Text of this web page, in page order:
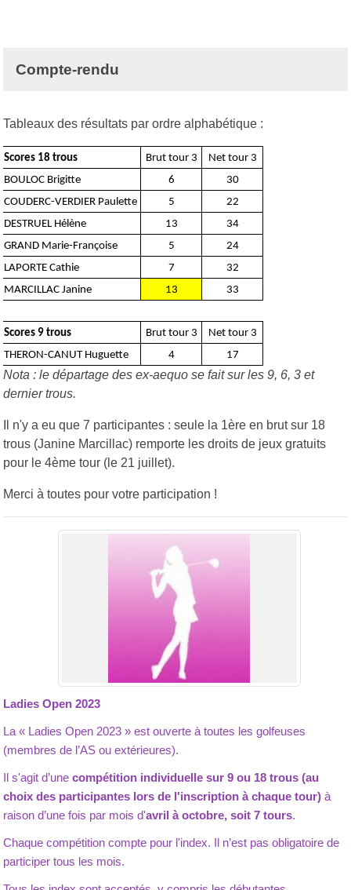
Compte-rendu
Tableaux des résultats par ordre alphabétique :
Scores 18 trous Brut tour 3
Net tour 3
BOULOC Brigitte
6
30
COUDERC-VERDIER Paulette
5
22
DESTRUEL Hélène
13
34
GRAND Marie-Françoise
5
24
LAPORTE Cathie
7
32
MARCILLAC Janine
13 33
Scores 9 trous Brut tour 3
Net tour 3
THERON-CANUT Huguette
4 17
Nota : le départage des ex-aequo se fait sur les 9, 6, 3 et
dernier trous.
Il n'y a eu que 7 participantes : seule la 1ère en brut sur 18
trous (Janine Marcillac) remporte les droits de jeux gratuits
pour le 4ème tour (le 21 juillet).
Merci à toutes pour votre participation !
Ladies Open 2023
La « Ladies Open 2023 » est ouverte à toutes les golfeuses
(membres de l’AS ou extérieures).
Il s'agit d’une compétition individuelle sur 9 ou 18 trous (au
choix des participantes lors de l'inscription à chaque tour) à
raison d’une fois par mois d'avril à octobre, soit 7 tours.
Chaque compétition compte pour l'index. Il n’est pas obligatoire de
participer tous les mois.